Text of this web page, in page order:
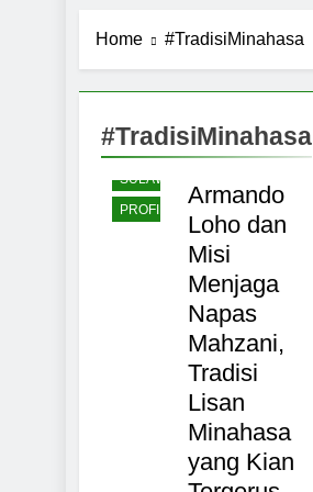
Home #TradisiMinahasa
#TradisiMinahasa
NASIONAL
SULAWESI
PROFIL
Armando
Loho dan
Misi
Menjaga
Napas
Mahzani,
Tradisi
Lisan
Minahasa
yang Kian